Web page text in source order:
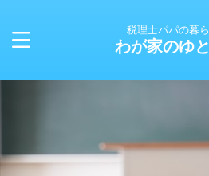
税理士パパの暮
わが家のゆ